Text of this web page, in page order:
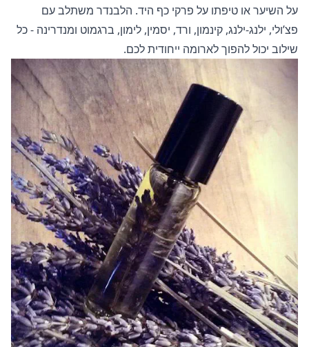
על השיער או טיפתו על פרקי כף היד. הלבנדר משתלב עם
פצ’ולי, ילנג-ילנג, קינמון, ורד, יסמין, לימון, ברגמוט ומנדרינה - כל
שילוב יכול להפוך לארומה ייחודית לכם.